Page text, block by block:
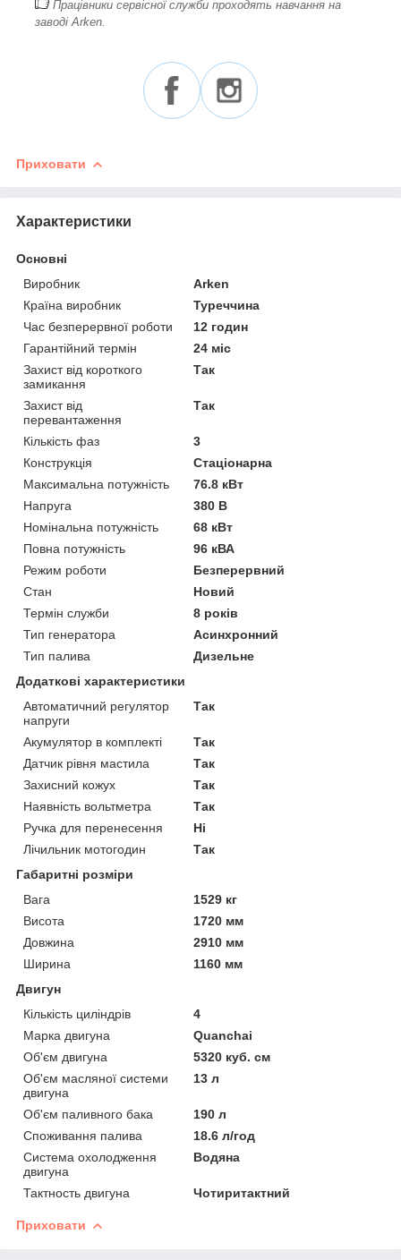
Працівники сервісної служби проходять навчання на
заводі Arken.
Приховати
Характеристики
Основні
Виробник
Arken
Країна виробник
Туреччина
Час безперервної роботи
12 годин
Гарантійний термін
24 міс
Захист від короткого
замикання
Так
Захист від
перевантаження
Так
Кількість фаз
3
Конструкція
Стаціонарна
Максимальна потужність
76.8 кВт
Напруга
380 В
Номінальна потужність
68 кВт
Повна потужність
96 кВА
Режим роботи
Безперервний
Стан
Новий
Термін служби
8 років
Тип генератора
Асинхронний
Тип палива
Дизельне
Додаткові характеристики
Автоматичний регулятор
напруги
Так
Акумулятор в комплекті
Так
Датчик рівня мастила
Так
Захисний кожух
Так
Наявність вольтметра
Так
Ручка для перенесення
Ні
Лічильник мотогодин
Так
Габаритні розміри
Вага
1529 кг
Висота
1720 мм
Довжина
2910 мм
Ширина
1160 мм
Двигун
Кількість циліндрів
4
Марка двигуна
Quanchai
Об'єм двигуна
5320 куб. см
Об'єм масляної системи
двигуна
13 л
Об'єм паливного бака
190 л
Споживання палива
18.6 л/год
Система охолодження
двигуна
Водяна
Тактность двигуна Чотиритактний
Приховати